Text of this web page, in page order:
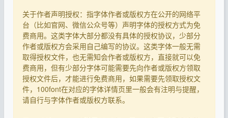
关于作者声明授权：指字体作者或版权方在公开的网络平
台（比如官网、微信公众号等）声明字体的授权方式为免
费商用。这类字体大部分都没有具体的授权协议，少部分
作者或版权方会采用自己编写的协议。这类字体一般无需
取得授权文件，也无需知会作者或版权方，直接就可以免
费商用，但有少部分字体可能需要先向作者或版权方领取
授权文件后，才能进行免费商用，如果需要先领取授权文
件，100font在对应的字体详情页里一般会有注明与提醒，
请自行与字体作者或版权方联系。